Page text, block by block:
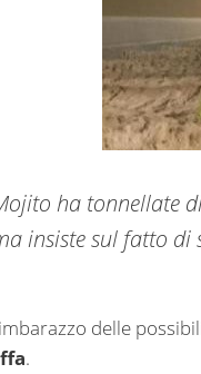
ha tonnellate
insiste sul fatto di
delle
.